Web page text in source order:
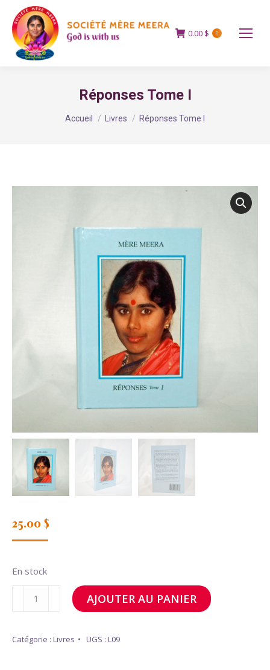
0.00 $ 0
Réponses Tome I
Vous êtes ici :
Accueil Livres Réponses Tome I
25.00 $
En stock
quantité
Tome
AJOUTER AU PANIER
Catégorie : Livres UGS : L09